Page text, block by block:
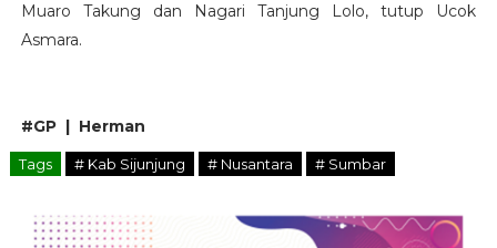
Muaro Takung dan Nagari Tanjung Lolo, tutup Ucok
Asmara.
#GP | Herman
Tags # Kab Sijunjung # Nusantara # Sumbar